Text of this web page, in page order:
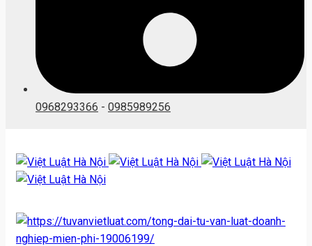
0968293366 - 0985989256